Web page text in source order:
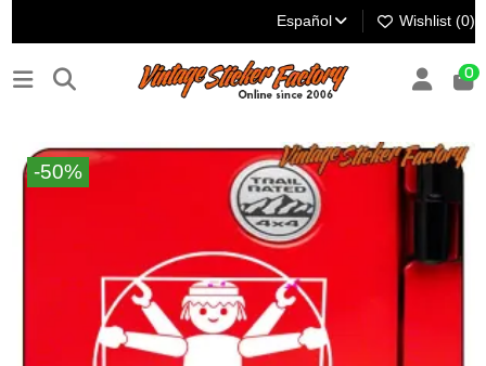
Español Wishlist (0)
0
-50%